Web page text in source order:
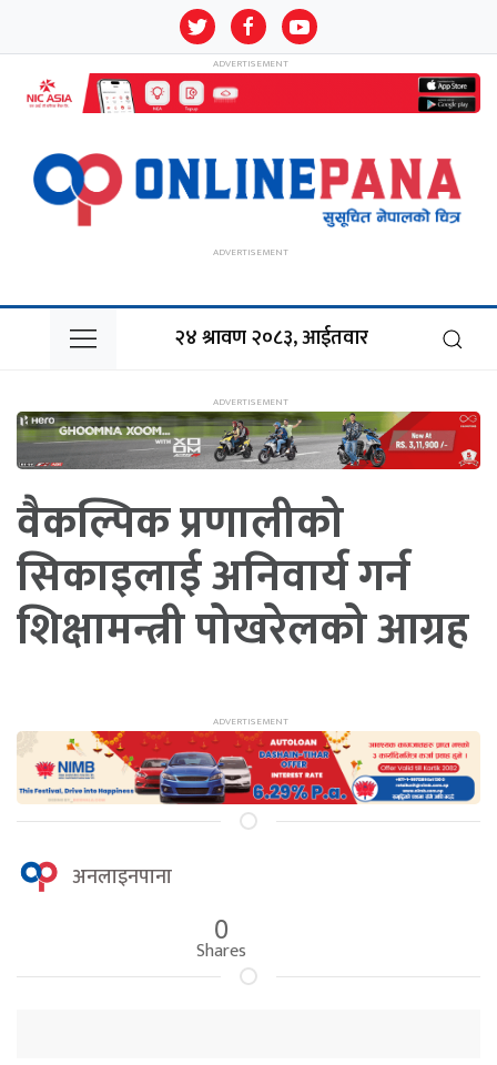
२४ श्रावण २०८३, आईतवार
वैकल्पिक प्रणालीको
सिकाइलाई अनिवार्य गर्न
शिक्षामन्त्री पोखरेलको आग्रह
अनलाइनपाना
0
Shares